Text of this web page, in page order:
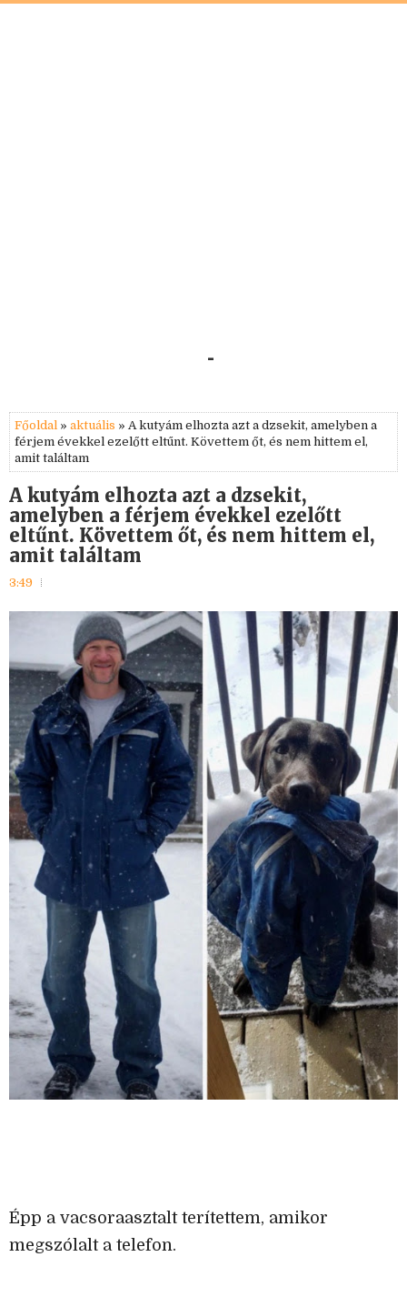
-
Főoldal » aktuális » A kutyám elhozta azt a dzsekit, amelyben a
férjem évekkel ezelőtt eltűnt. Követtem őt, és nem hittem el,
amit találtam
A kutyám elhozta azt a dzsekit,
amelyben a férjem évekkel ezelőtt
eltűnt. Követtem őt, és nem hittem el,
amit találtam
3:49
Épp a vacsoraasztalt terítettem, amikor
megszólalt a telefon.